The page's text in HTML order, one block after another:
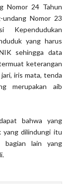
Nomor 24 Tahun
Nomor 23
Kependudukan
yang harus
sehingga data
keterangan
iris mata, tenda
merupakan aib
bahwa yang
yang dilindungi itu
lain yang